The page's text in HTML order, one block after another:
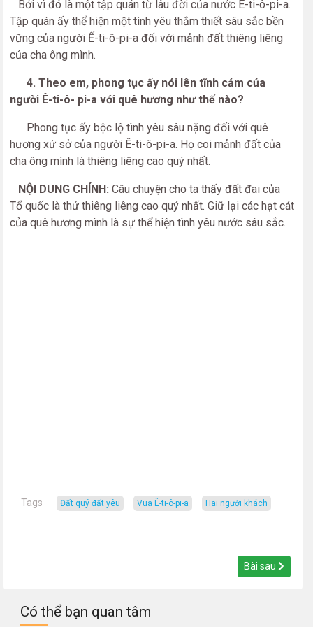
Bởi vì đó là một tập quán từ lâu đời của nước Ê-ti-ô-pi-a.
Tập quán ấy thể hiện một tình yêu thắm thiết sâu sắc bền
vững của người Ế-ti-ô-pi-a đối với mảnh đất thiêng liêng
của cha ông mình.
4. Theo em, phong tục ấy nói lên tĩnh cảm của
người Ê-ti-ô- pi-a với quê hương như thế nào?
Phong tục ấy bộc lộ tình yêu sâu nặng đối với quê
hương xứ sở của người Ê-ti-ô-pi-a. Họ coi mảnh đất của
cha ông mình là thiêng liêng cao quý nhất.
NỘI DUNG CHÍNH: Câu chuyện cho ta thấy đất đai của
Tổ quốc là thứ thiêng liêng cao quý nhất. Giữ lại các hạt cát
của quê hương mình là sự thể hiện tình yêu nước sâu sắc.
Tags Đất quý đất yêu vua Ê-ti-ô-pi-a hai người khách
Bài sau
Có thể bạn quan tâm